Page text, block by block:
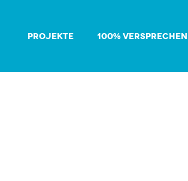
PROJEKTE 100% VERSPRECHEN